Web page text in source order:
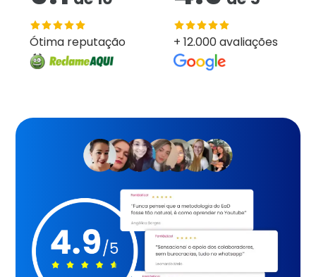
Ótima reputação + 12.000 avaliações